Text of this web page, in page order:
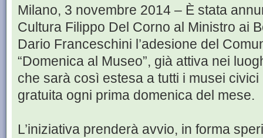
Milano, 3 novembre 2014 – È stata
Cultura Filippo Del Corno al Ministro ai
Dario Franceschini l’adesione del
“Domenica al Museo”, già attiva nei
che sarà così estesa a tutti i musei civici
gratuita ogni prima domenica del mese.
L’iniziativa prenderà avvio, in forma